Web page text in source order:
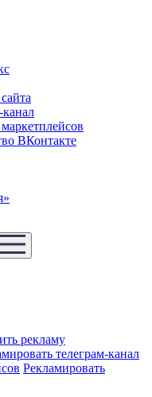
канал
ВКонтакте
рекламу
телеграм-канал
Рекламировать